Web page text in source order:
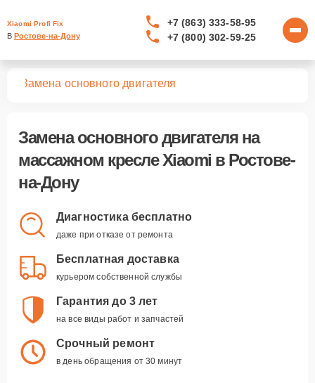
Xiaomi Profi Fix
В Ростове-на-Дону
+7 (863) 333-58-95
+7 (800) 302-59-25
Замена основного двигателя
Замена основного двигателяна
массажном кресле Xiaomi в Ростове-
на-Дону
Диагностика бесплатно
даже при отказе от ремонта
Бесплатная доставка
курьером собственной службы
Гарантия до 3 лет
на все виды работ и запчастей
Срочный ремонт
в день обращения от 30 минут